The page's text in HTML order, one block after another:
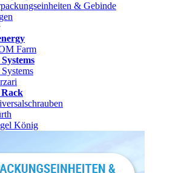
& Gebinde
Farm
König